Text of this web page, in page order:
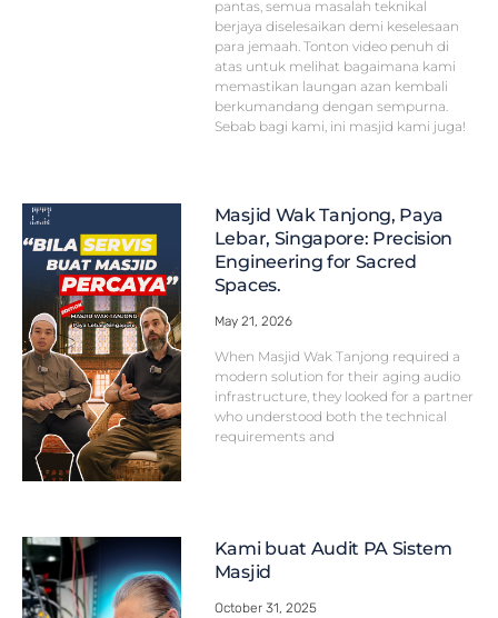
pantas, semua masalah teknikal
berjaya diselesaikan demi keselesaan
para jemaah. Tonton video penuh di
atas untuk melihat bagaimana kami
memastikan laungan azan kembali
berkumandang dengan sempurna.
Sebab bagi kami, ini masjid kami juga!
Masjid Wak Tanjong, Paya
Lebar, Singapore: Precision
Engineering for Sacred
Spaces.
May 21, 2026
When Masjid Wak Tanjong required a
modern solution for their aging audio
infrastructure, they looked for a partner
who understood both the technical
requirements and
Kami buat Audit PA Sistem
Masjid
October 31, 2025